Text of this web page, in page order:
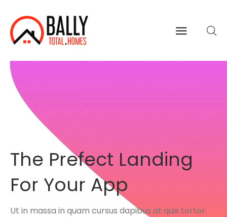
The Prefect Landing
For Your App
Ut in massa in quam cursus dapibus at quis tortor.